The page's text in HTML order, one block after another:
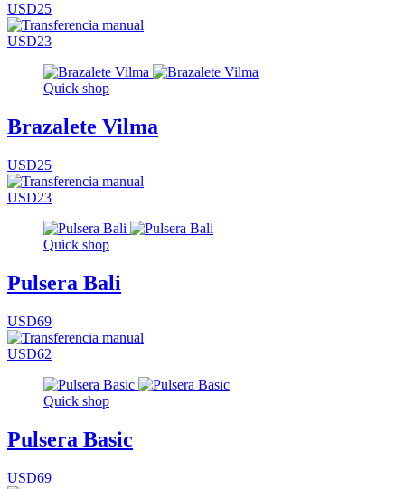
USD25
USD23
Quick shop
Brazalete Vilma
USD25
USD23
Quick shop
Pulsera Bali
USD69
USD62
Quick shop
Pulsera Basic
USD69